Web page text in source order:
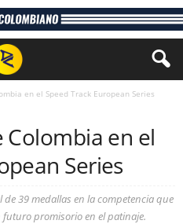
en el Speed Track European Series
en el
Series
39 medallas en la competencia que
promisorio en el patinaje.